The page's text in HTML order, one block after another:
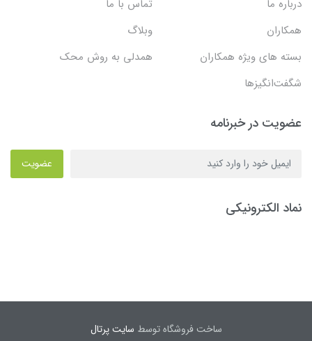
درباره ما
تماس با ما
همکاران
وبلاگ
بسته های ویژه همکاران
همدلی به روش محک
شگفت‌انگیزها
عضویت در خبرنامه
عضویت
نماد الکترونیکی
ساخت فروشگاه توسط سایت پرتال